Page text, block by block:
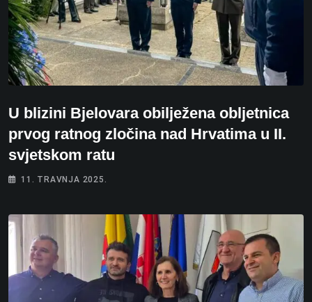
U blizini Bjelovara obilježena obljetnica
prvog ratnog zločina nad Hrvatima u II.
svjetskom ratu
11. TRAVNJA 2025.